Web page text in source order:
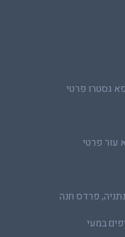
גסטרו פרטי
עור פרטי
פרדס חנה
במעי